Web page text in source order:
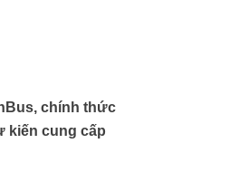
chính thức
kiến cung cấp